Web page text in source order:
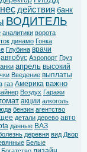
действия банк
ВОДИТЕЛЬ
аналитики ворота
динамо Гонка
Глубина врачи
автобус Аэропорт Груз
апрель высокий
Введение выплаты
газ Америка важно
Воздух Гаражи
акции алкоголь
бензин агентство
детали дерево авто
данные ВАЗ
деревня вид Двор
Белые